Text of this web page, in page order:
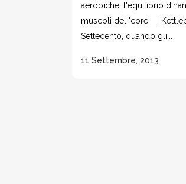
aerobiche, l'equilibrio
muscoli del 'core' I
Settecento, quando gli...
11 Settembre, 2013